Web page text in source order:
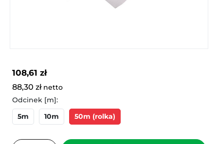
108,61 zł
88,30 zł netto
Odcinek [m]:
5m
10m 50m (rolka)